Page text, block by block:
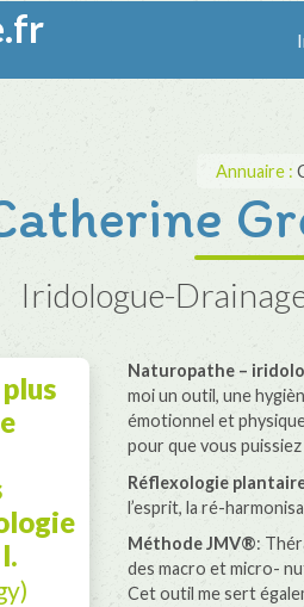
Annuaire :
Iridologue-
Naturopathe –
moi un outil, une
émotionnel et
pour que vous
Réflexologie
l’esprit, la ré-
Méthode JMV®:
des macro et micro-
Cet outil me sert